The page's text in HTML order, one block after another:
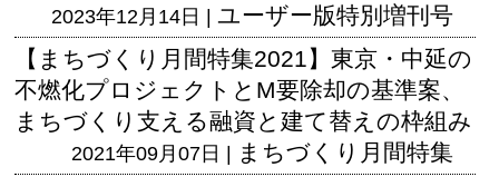
2023年12月14日 | ユーザー版特別増刊号
【まちづくり月間特集2021】東京・中延の
不燃化プロジェクトとM要除却の基準案、
まちづくり支える融資と建て替えの枠組み
2021年09月07日 | まちづくり月間特集